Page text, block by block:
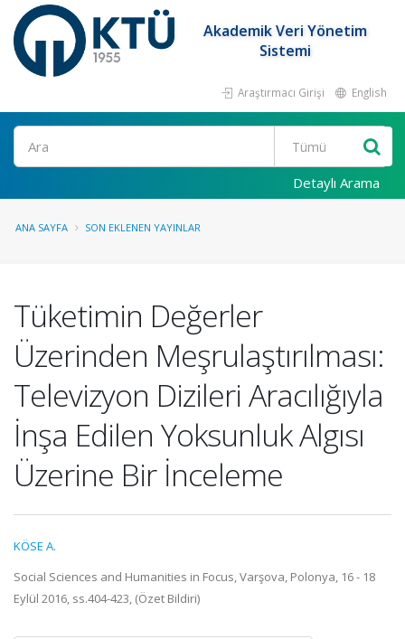
Akademik Veri Yönetim
Sistemi
Araştırmacı Girişi English
Ara
Detaylı Arama
ANA SAYFA SON EKLENEN YAYINLAR
Tüketimin Değerler
Üzerinden Meşrulaştırılması:
Televizyon Dizileri Aracılığıyla
İnşa Edilen Yoksunluk Algısı
Üzerine Bir İnceleme
KÖSE A.
Social Sciences and Humanities in Focus, Varşova, Polonya, 16 - 18
Eylül 2016, ss.404-423, (Özet Bildiri)